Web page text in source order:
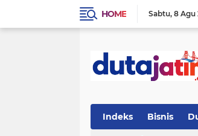
HOME Sabtu 8 Agu
Indeks Bisnis